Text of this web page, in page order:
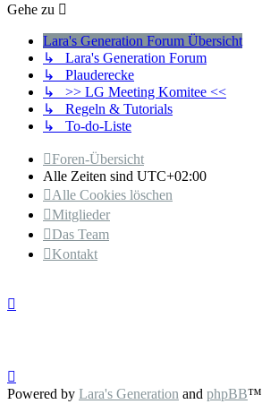
Gehe zu
Lara's Generation Forum Übersicht
↳ Lara's Generation Forum
↳ Plauderecke
↳ >> LG Meeting Komitee <<
↳ Regeln & Tutorials
↳ To-do-Liste
Foren-Übersicht
Alle Zeiten sind UTC+02:00
Alle Cookies löschen
Mitglieder
Das Team
Kontakt
Powered by Lara's Generation and phpBB™